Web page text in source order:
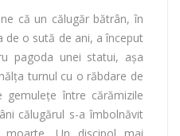
că un călugăr bătrân, în
de o sută de ani, a început
pagoda unei statui, așa
turnul cu o răbdare de
gemulețe între cărămizile
călugărul s-a îmbolnăvit